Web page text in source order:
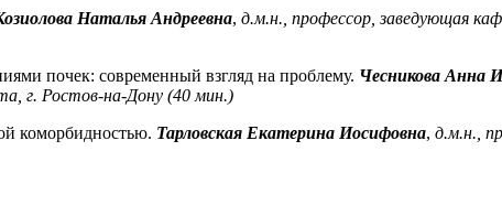
Наталья Андреевна, д.м.н., профессор, заведующая ка
почек: современный взгляд на проблему. ЧесниковаАнна
г. Ростов-на-Дону (40 мин.)
коморбидностью. Тарловская Екатерина Иосифовна, д.м.н.,